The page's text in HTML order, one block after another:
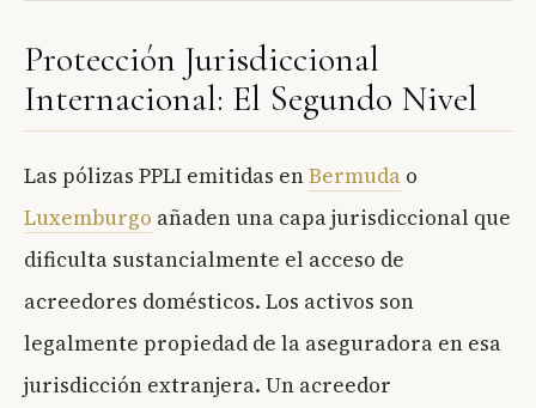
Protección Jurisdiccional
Internacional: El Segundo Nivel
Las pólizas PPLI emitidas enBermuda o
Luxemburgo añaden una capa jurisdiccional que
dificulta sustancialmente el acceso de
acreedores domésticos. Los activos son
legalmente propiedad de la aseguradora en esa
jurisdicción extranjera. Un acreedor